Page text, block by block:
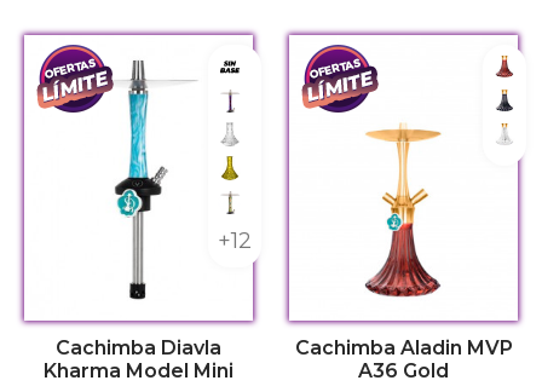
Sin base
Galaxy
Indian
Lowpoly Amarillo
Savage
+12
Cachimba Diavla
Kharma Model Mini
Cachimba Aladin MVP
A36 Gold